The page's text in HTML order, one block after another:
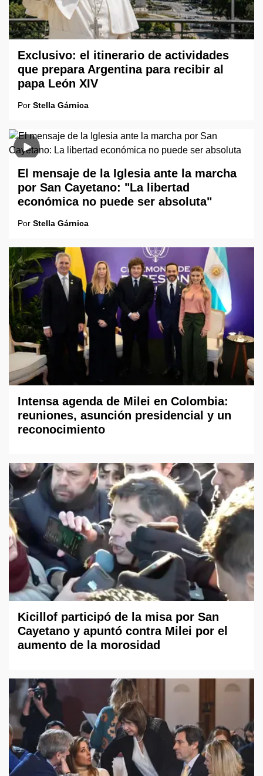
Exclusivo: el itinerario de actividades
que prepara Argentina para recibir al
papa León XIV
Por Stella Gárnica
El mensaje de la Iglesia ante la marcha
por San Cayetano: "La libertad
económica no puede ser absoluta"
Por Stella Gárnica
Intensa agenda de Milei en Colombia:
reuniones, asunción presidencial y un
reconocimiento
Kicillof participó de la misa por San
Cayetano y apuntó contra Milei por el
aumento de la morosidad